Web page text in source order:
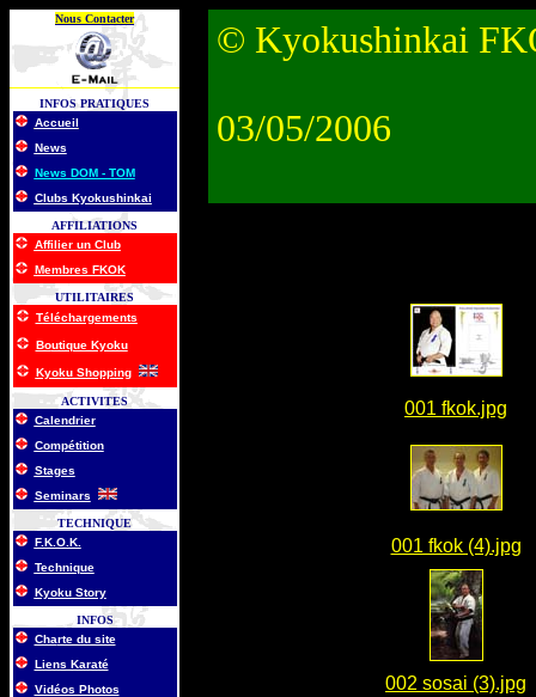
Nous Contacter
INFOS PRATIQUES
Accueil
News
News DOM - TOM
Clubs Kyokushinkai
AFFILIATIONS
Affilier un Club
Membres FKOK
UTILITAIRES
TÉléchargements
BoUtique Kyoku
Kyoku Shopping
ACTIVITES
Calendrier
Compétition
Stages
Seminars
TECHNIQUE
F.K.O.K.
Technique
Kyoku Story
INFOS
Charte du site
Liens Karaté
Vidéos Photos
© Kyokushinkai
03/05/2006
001 fkok.jpg
001 fkok (4).jpg
002 sosai (3).jpg